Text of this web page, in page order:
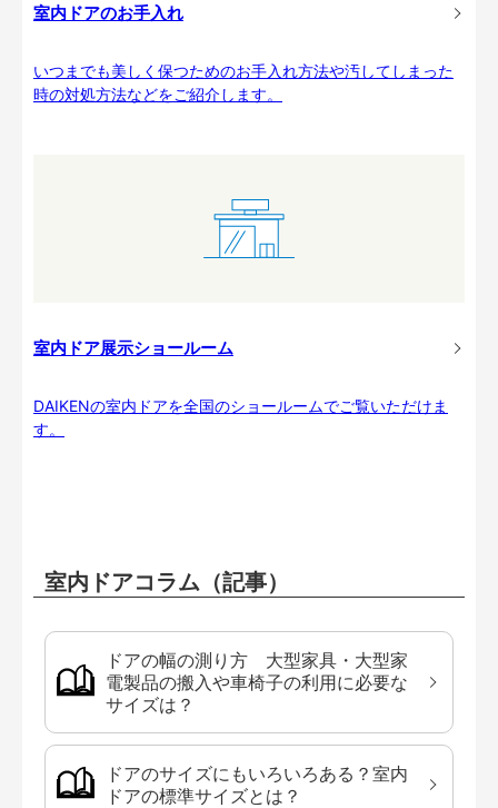
室内ドアのお手入れ
いつまでも美しく保つためのお手入れ方法や汚してしまった
時の対処方法などをご紹介します。
室内ドア展示ショールーム
DAIKENの室内ドアを全国のショールームでご覧いただけま
す。
室内ドアコラム（記事）
ドアの幅の測り方 大型家具・大型家
電製品の搬入や車椅子の利用に必要な
サイズは？
ドアのサイズにもいろいろある？室内
ドアの標準サイズとは？